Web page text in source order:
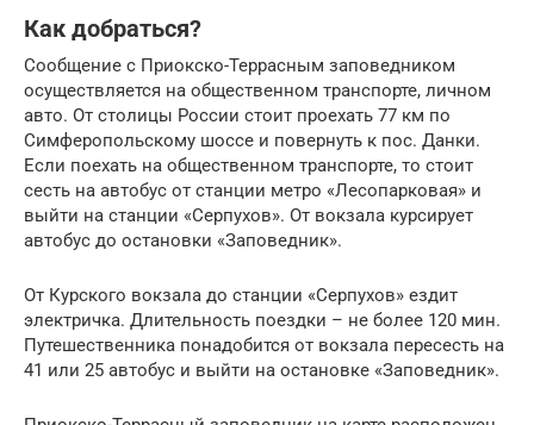
Как добраться?
Сообщение с Приокско-Террасным заповедником
осуществляется на общественном транспорте, личном
авто. От столицы России стоит проехать 77 км по
Симферопольскому шоссе и повернуть к пос. Данки.
Если поехать на общественном транспорте, то стоит
сесть на автобус от станции метро «Лесопарковая» и
выйти на станции «Серпухов». От вокзала курсирует
автобус до остановки «Заповедник».
От Курского вокзала до станции «Серпухов» ездит
электричка. Длительность поездки – не более 120 мин.
Путешественника понадобится от вокзала пересесть на
41 или 25 автобус и выйти на остановке «Заповедник».